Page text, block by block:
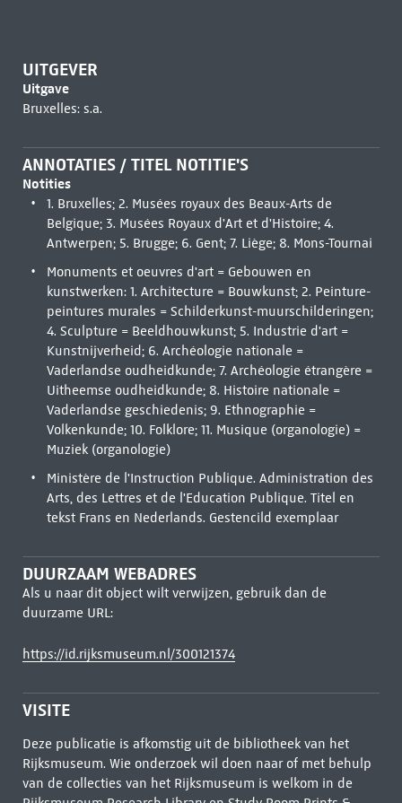
UITGEVER
Uitgave
Bruxelles: s.a.
ANNOTATIES / TITEL NOTITIE'S
Notities
1. Bruxelles; 2. Musées royaux des Beaux-Arts de
Belgique; 3. Musées Royaux d'Art et d'Histoire; 4.
Antwerpen; 5. Brugge; 6. Gent; 7. Liège; 8. Mons-Tournai
Monuments et oeuvres d'art = Gebouwen en
kunstwerken: 1. Architecture = Bouwkunst; 2. Peinture-
peintures murales = Schilderkunst-muurschilderingen;
4. Sculpture = Beeldhouwkunst; 5. Industrie d'art =
Kunstnijverheid; 6. Archéologie nationale =
Vaderlandse oudheidkunde; 7. Archéologie étrangère =
Uitheemse oudheidkunde; 8. Histoire nationale =
Vaderlandse geschiedenis; 9. Ethnographie =
Volkenkunde; 10. Folklore; 11. Musique (organologie) =
Muziek (organologie)
Ministère de l'Instruction Publique. Administration des
Arts, des Lettres et de l'Education Publique. Titel en
tekst Frans en Nederlands. Gestencild exemplaar
DUURZAAM WEBADRES
Als u naar dit object wilt verwijzen, gebruik dan de
duurzame URL:
https://id.rijksmuseum.nl/300121374
VISITE
Deze publicatie is afkomstig uit de bibliotheek van het
Rijksmuseum. Wie onderzoek wil doen naar of met behulp
van de collecties van het Rijksmuseum is welkom in de